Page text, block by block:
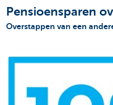
Pensioensparen
Overstappen van een